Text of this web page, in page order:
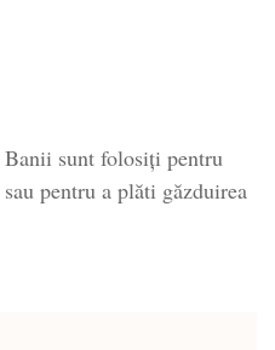
sunt folosiți pentru
pentru a plăti găzduirea